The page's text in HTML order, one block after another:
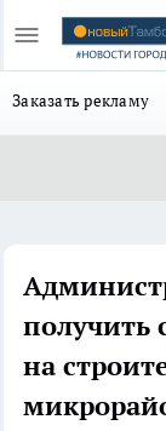
Заказать рекламу
получить
на